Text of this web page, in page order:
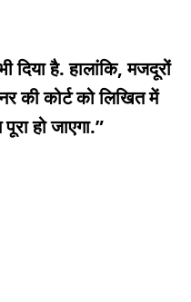
दिया है. हालांकि, मजदूरों
की कोर्ट को लिखित में
हो जाएगा.”